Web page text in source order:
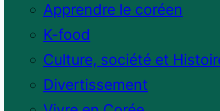
Apprendre le coréen
K-food
Culture, société et
Divertissement